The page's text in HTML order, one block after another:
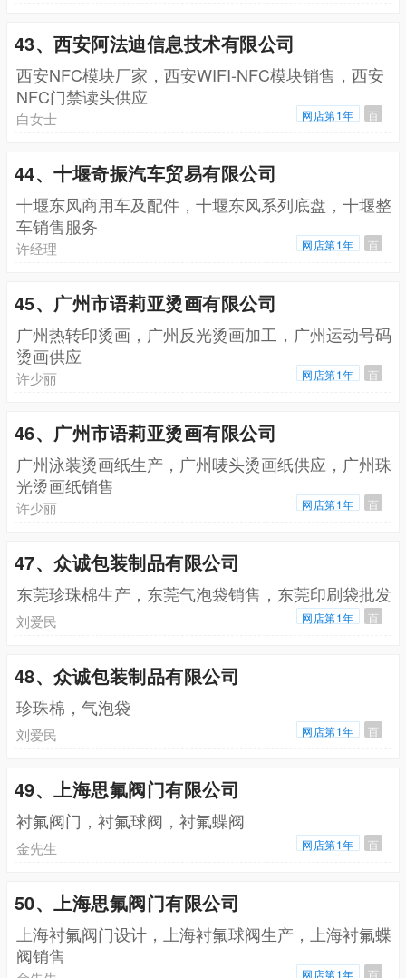
43、西安阿法迪信息技术有限公司
西安NFC模块厂家，西安WIFI-NFC模块销售，西安
NFC门禁读头供应
白女士 网店第1年 百
44、十堰奇振汽车贸易有限公司
十堰东风商用车及配件，十堰东风系列底盘，十堰整
车销售服务
许经理 网店第1年 百
45、广州市语莉亚烫画有限公司
广州热转印烫画，广州反光烫画加工，广州运动号码
烫画供应
许少丽 网店第1年 百
46、广州市语莉亚烫画有限公司
广州泳装烫画纸生产，广州唛头烫画纸供应，广州珠
光烫画纸销售
许少丽 网店第1年 百
47、众诚包装制品有限公司
东莞珍珠棉生产，东莞气泡袋销售，东莞印刷袋批发
刘爱民 网店第1年 百
48、众诚包装制品有限公司
珍珠棉，气泡袋
刘爱民 网店第1年 百
49、上海思氟阀门有限公司
衬氟阀门，衬氟球阀，衬氟蝶阀
金先生 网店第1年 百
50、上海思氟阀门有限公司
上海衬氟阀门设计，上海衬氟球阀生产，上海衬氟蝶
阀销售
网店第1年 百